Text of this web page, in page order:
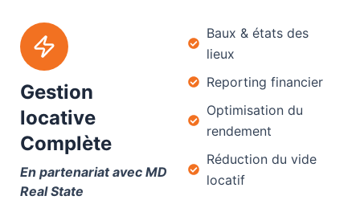
Gestion
locative
Complète
En partenariat avec MD
Real State
Baux & états des
lieux
Reporting financier
Optimisation du
rendement
Réduction du vide
locatif